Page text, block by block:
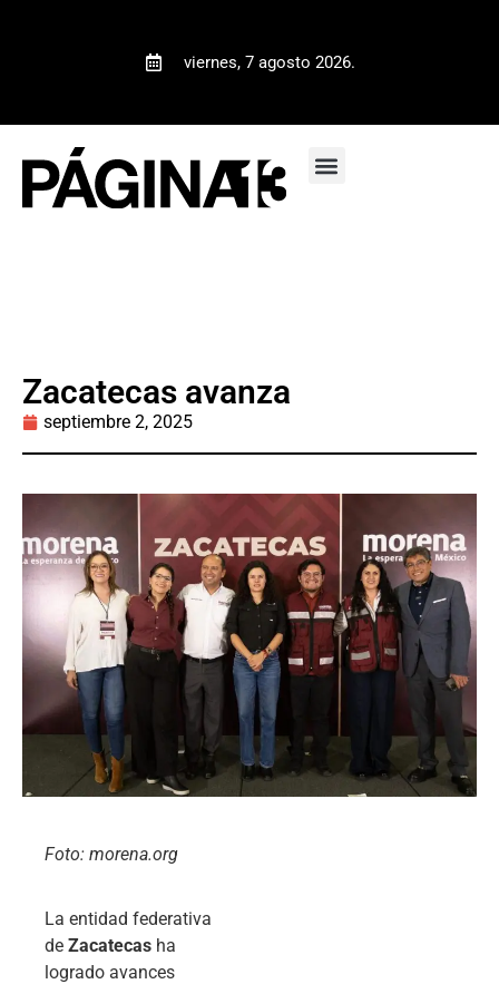
viernes, 7 agosto 2026.
Zacatecas avanza
septiembre 2, 2025
Foto: morena.org
La entidad federativa
de Zacatecas ha
logrado avances